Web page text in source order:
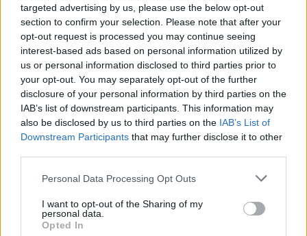
targeted advertising by us, please use the below opt-out
section to confirm your selection. Please note that after your
opt-out request is processed you may continue seeing
interest-based ads based on personal information utilized by
us or personal information disclosed to third parties prior to
your opt-out. You may separately opt-out of the further
disclosure of your personal information by third parties on the
IAB’s list of downstream participants. This information may
also be disclosed by us to third parties on the IAB’s List of
Downstream Participants that may further disclose it to other
Please note that this website/app uses one or more Google
not limited to your visit or usage behaviour. You may click to
grant or deny consent to Google and its third-party tags to
use your data for below specified purposes in below Google
Personal Data Processing Opt Outs
I want to opt-out of the Sharing of my
personal data.
Opted In
Ao decidir se Ergo (ERG) é um bom investimento para
você, levar em consideração o risco e a recompensa é
crucial. Podemos prever o preço do ERG tanto no curto
quanto no longo prazo, mas as expectativas precisam ser
razoáveis ​​para cada um. A longo prazo, acreditamos que o
ERG apreciará com base nos fundamentos do projeto Ergo
e no progresso que a equipe está fazendo em relação aos
objetivos e marcos do roteiro.
Usando a análise técnica, podemos prever qual pode ser o
investimentos de acordo. Usando níveis horizontais de
resistência e suporte, médias móveis, vários indicadores e